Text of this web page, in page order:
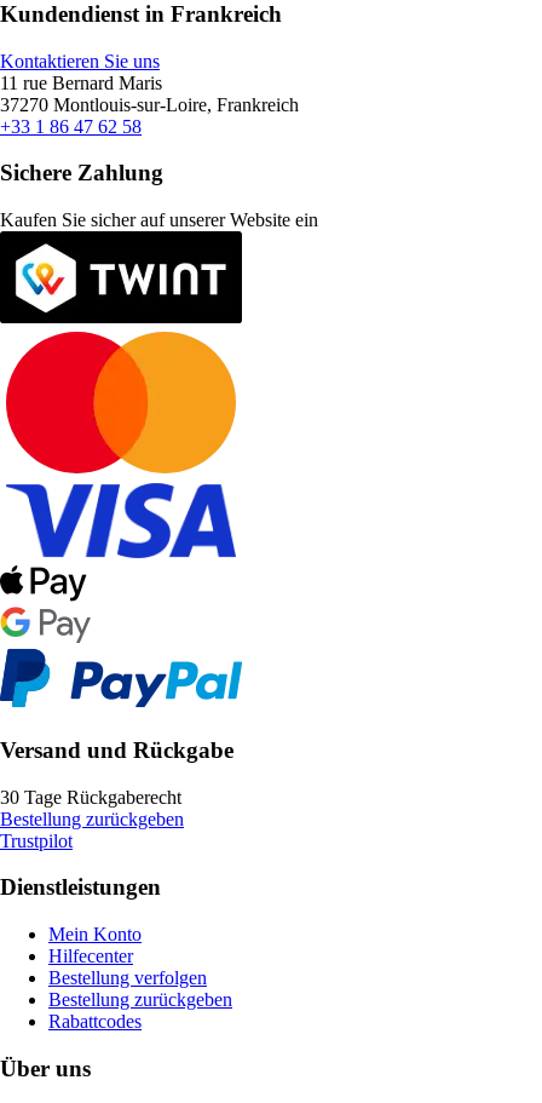
Kundendienst in Frankreich
Kontaktieren Sie uns
11 rue Bernard Maris
37270 Montlouis-sur-Loire, Frankreich
+33 1 86 47 62 58
Sichere Zahlung
Kaufen Sie sicher auf unserer Website ein
Versand und Rückgabe
30 Tage Rückgaberecht
Bestellung zurückgeben
Trustpilot
Dienstleistungen
Mein Konto
Hilfecenter
Bestellung verfolgen
Bestellung zurückgeben
Rabattcodes
Über uns